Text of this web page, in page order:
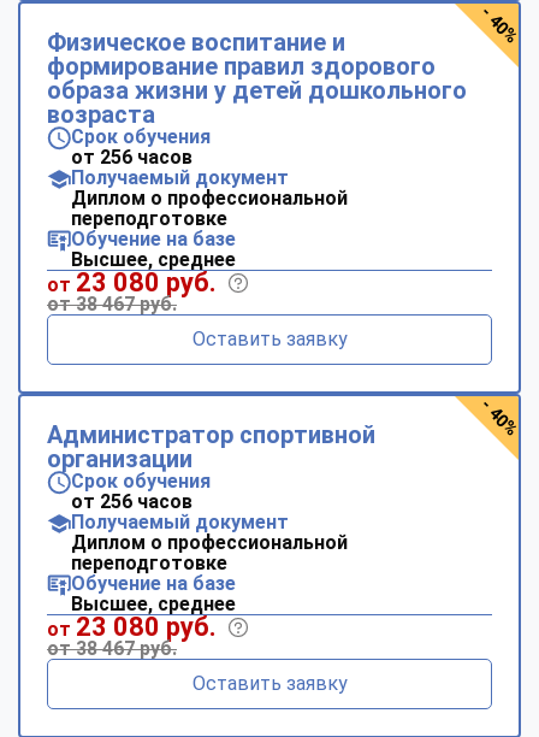
Физическое воспитание и
формирование правил здорового
образа жизни у детей дошкольного
возраста
Срок обучения
от 256 часов
Получаемый документ
Диплом о профессиональной
переподготовке
Обучение на базе
Высшее, среднее
от 23 080 руб.
от 38 467 руб.
Оставить заявку
- 40%
Администратор спортивной
организации
Срок обучения
от 256 часов
Получаемый документ
Диплом о профессиональной
переподготовке
Обучение на базе
Высшее, среднее
от 23 080 руб.
от 38 467 руб.
Оставить заявку
- 40%